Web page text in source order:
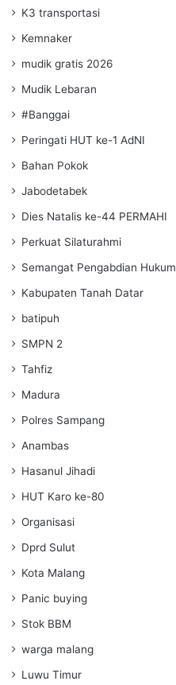
K3 transportasi
Kemnaker
mudik gratis 2026
Mudik Lebaran
#Banggai
Peringati HUT ke-1 AdNI
Bahan Pokok
Jabodetabek
Dies Natalis ke-44 PERMAHI
Perkuat Silaturahmi
Semangat Pengabdian Hukum
Kabupaten Tanah Datar
batipuh
SMPN 2
Tahfiz
Madura
Polres Sampang
Anambas
Hasanul Jihadi
HUT Karo ke-80
Organisasi
Dprd Sulut
Kota Malang
Panic buying
Stok BBM
warga malang
Luwu Timur